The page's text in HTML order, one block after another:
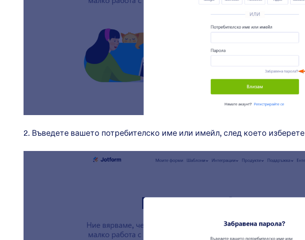
2. Въведете вашето потребителско име или имейл, след което изберете